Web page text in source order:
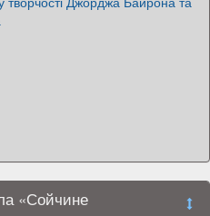
«Сойчине